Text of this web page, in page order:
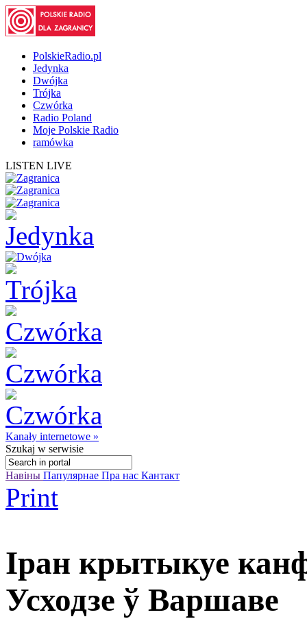
PolskieRadio.pl
Jedynka
Dwójka
Trójka
Czwórka
Radio Poland
Moje Polskie Radio
ramówka
LISTEN LIVE
Kanały internetowe »
Szukaj w serwisie
Навіны Папулярнае Пра нас Кантакт
Print
Іран крытыкуе
Усходзе ў Варшаве